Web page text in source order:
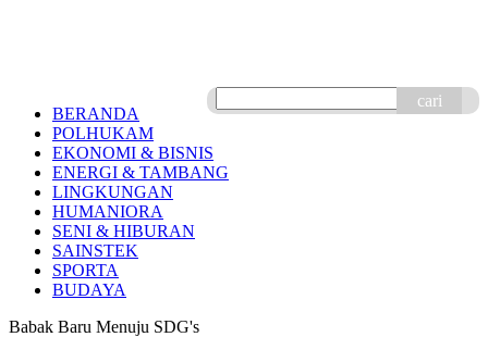
cari
BERANDA
POLHUKAM
EKONOMI & BISNIS
ENERGI & TAMBANG
LINGKUNGAN
HUMANIORA
SENI & HIBURAN
SAINSTEK
SPORTA
BUDAYA
Babak Baru Menuju SDG's